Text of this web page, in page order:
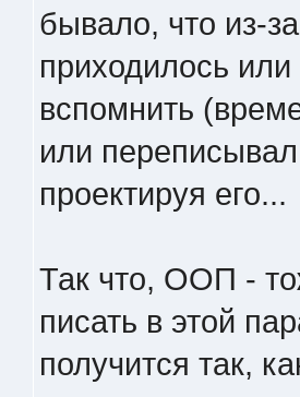
бывало, что из-
приходилось
вспомнить
или
проектируя его...
Так что, ООП -
писать в этой
получится так,